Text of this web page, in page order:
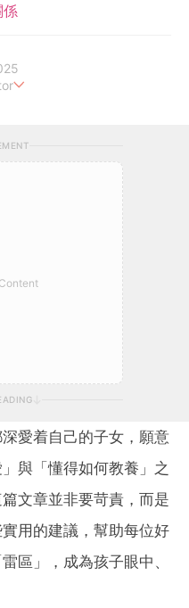
係
愛着自己的子女，願意
與「懂得如何教養」之
文章並非要苛責，而是
用的建議，幫助每位好
區」，成為孩子眼中、